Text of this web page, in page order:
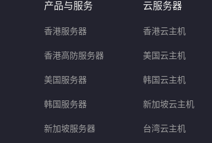
产品与服务
香港服务器
香港高防服务器
美国服务器
韩国服务器
新加坡服务器
云服务器
香港云主机
美国云主机
韩国云主机
新加坡云主机
台湾云主机